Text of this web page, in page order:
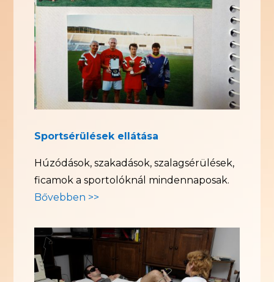
Sportsérülések ellátása
Húzódások, szakadások, szalagsérülések,
ficamok a sportolóknál mindennaposak.
Bővebben >>